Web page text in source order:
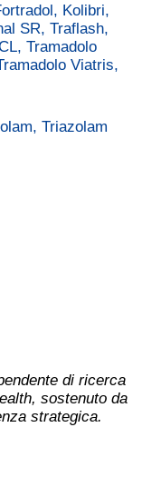
Kolibri,
SR, Traflash,
Tramadolo
Viatris,
Triazolam
di ricerca
sostenuto da
strategica.